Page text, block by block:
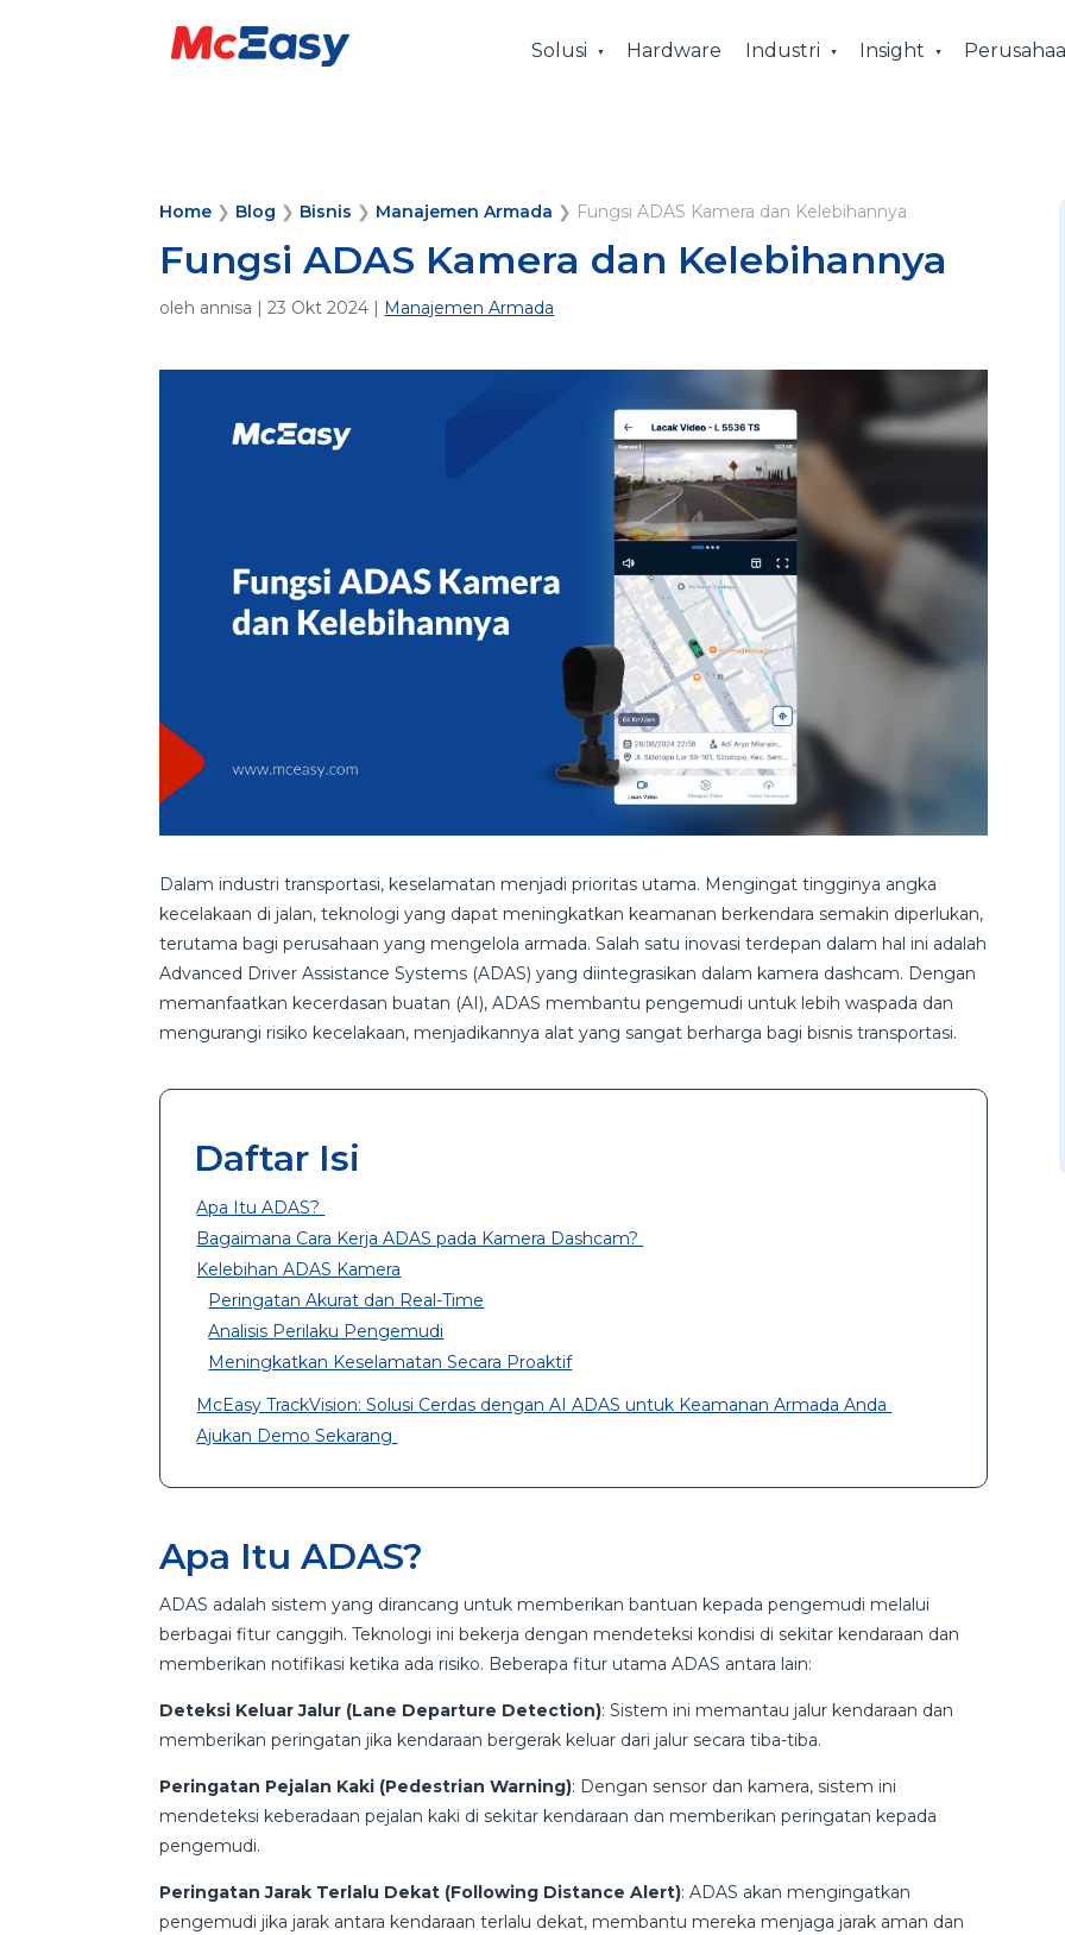
Solusi Hardware Industri Insight
Home ❯ Blog ❯ Bisnis ❯ Manajemen Armada ❯ Fungsi ADAS Kamera dan Kelebihannya
Fungsi ADAS Kamera dan Kelebihannya
oleh annisa |23 Okt 2024 | Manajemen Armada
Dalam industri transportasi, keselamatan menjadi prioritas utama. Mengingat tingginya angka
kecelakaan di jalan, teknologi yang dapat meningkatkan keamanan berkendara semakin diperlukan,
terutama bagi perusahaan yang mengelola armada. Salah satu inovasi terdepan dalam hal ini adalah
Advanced Driver Assistance Systems (ADAS) yang diintegrasikan dalam kamera dashcam. Dengan
memanfaatkan kecerdasan buatan (AI), ADAS membantu pengemudi untuk lebih waspada dan
mengurangi risiko kecelakaan, menjadikannya alat yang sangat berharga bagi bisnis transportasi.
Daftar Isi
Apa Itu ADAS?
Bagaimana Cara Kerja ADAS pada Kamera Dashcam?
Kelebihan ADAS Kamera
Peringatan Akurat dan Real-Time
Analisis Perilaku Pengemudi
Meningkatkan Keselamatan Secara Proaktif
McEasy TrackVision: Solusi Cerdas dengan AI ADAS untuk Keamanan Armada Anda
Ajukan Demo Sekarang
Apa Itu ADAS?
ADAS adalah sistem yang dirancang untuk memberikan bantuan kepada pengemudi melalui
berbagai fitur canggih. Teknologi ini bekerja dengan mendeteksi kondisi di sekitar kendaraan dan
memberikan notifikasi ketika ada risiko. Beberapa fitur utama ADAS antara lain:
Deteksi Keluar Jalur (Lane Departure Detection): Sistem ini memantau jalur kendaraan dan
memberikan peringatan jika kendaraan bergerak keluar dari jalur secara tiba-tiba.
Peringatan Pejalan Kaki (Pedestrian Warning): Dengan sensor dan kamera, sistem ini
mendeteksi keberadaan pejalan kaki di sekitar kendaraan dan memberikan peringatan kepada
pengemudi.
Peringatan Jarak Terlalu Dekat (Following Distance Alert): ADAS akan mengingatkan
pengemudi jika jarak antara kendaraan terlalu dekat, membantu mereka menjaga jarak aman dan